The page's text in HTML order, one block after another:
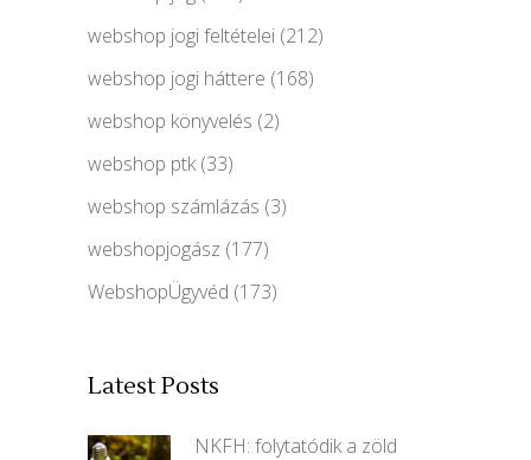
webshop jogi feltételei (212)
webshop jogi háttere (168)
webshop könyvelés (2)
webshop ptk(33)
webshop számlázás (3)
webshopjogász (177)
WebshopÜgyvéd (173)
Latest Posts
NKFH: folytatódik a zöld